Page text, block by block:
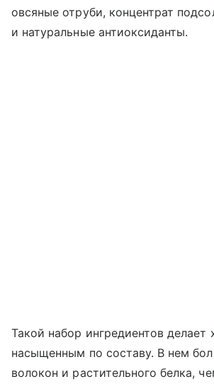
овсяные отруби, концентрат
и натуральные антиоксиданты.
Такой набор ингредиентов делает
насыщенным по составу. В нем
волокон и растительного белка,